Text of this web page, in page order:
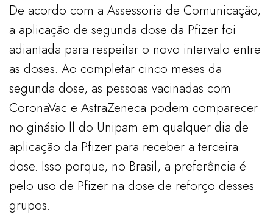
De acordo com a Assessoria de Comunicação,
a aplicação de segunda dose da Pfizer foi
adiantada para respeitar o novo intervalo entre
as doses. Ao completar cinco meses da
segunda dose, as pessoas vacinadas com
CoronaVac e AstraZeneca podem comparecer
no ginásio ll do Unipam em qualquer dia de
aplicação da Pfizer para receber a terceira
dose. Isso porque, no Brasil, a preferência é
pelo uso de Pfizer na dose de reforço desses
grupos.